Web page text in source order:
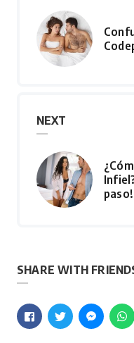
NEXT
paso!
SHARE WITH